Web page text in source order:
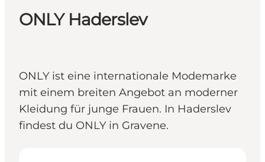
ONLY Haderslev
ONLY ist eine internationale Modemarke
mit einem breiten Angebot an moderner
Kleidung für junge Frauen. In Haderslev
findest du ONLY in Gravene.